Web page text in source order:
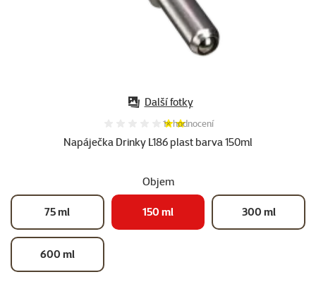
Napáječka Drinky L186 plast barva 150ml
Hodnocení 40%, počet hodnocení:
1×hodnocení
Objem
75 ml 150 ml 300 ml
600 ml
Další fotky